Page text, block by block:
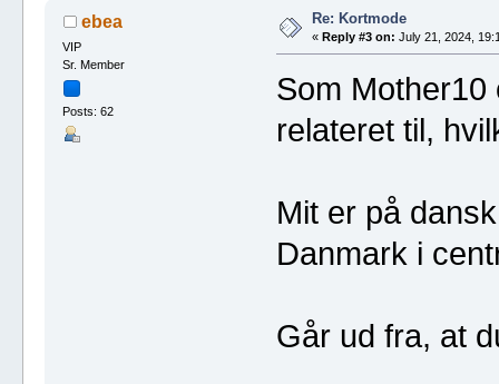
ebea
VIP
Sr. Member
Posts: 62
Re: Kortmode
«Reply #3 on: July 21, 2024,
Som Mother10
relateret til,
Mit er på
Danmark i
Går ud fra, at